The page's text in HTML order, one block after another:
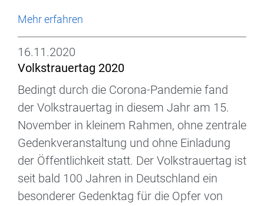
Mehr erfahren
16.11.2020
Volkstrauertag 2020
Bedingt durch die Corona-Pandemie fand
der Volkstrauertag in diesem Jahr am 15.
November in kleinem Rahmen, ohne zentrale
Gedenkveranstaltung und ohne Einladung
der Öffentlichkeit statt. Der Volkstrauertag ist
seit bald 100 Jahren in Deutschland ein
besonderer Gedenktag für die Opfer von